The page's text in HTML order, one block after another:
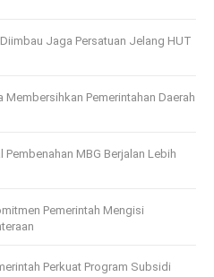
Jaga Persatuan Jelang HUT
Pemerintahan Daerah
MBG Berjalan Lebih
Pemerintah Mengisi
Perkuat Program Subsidi